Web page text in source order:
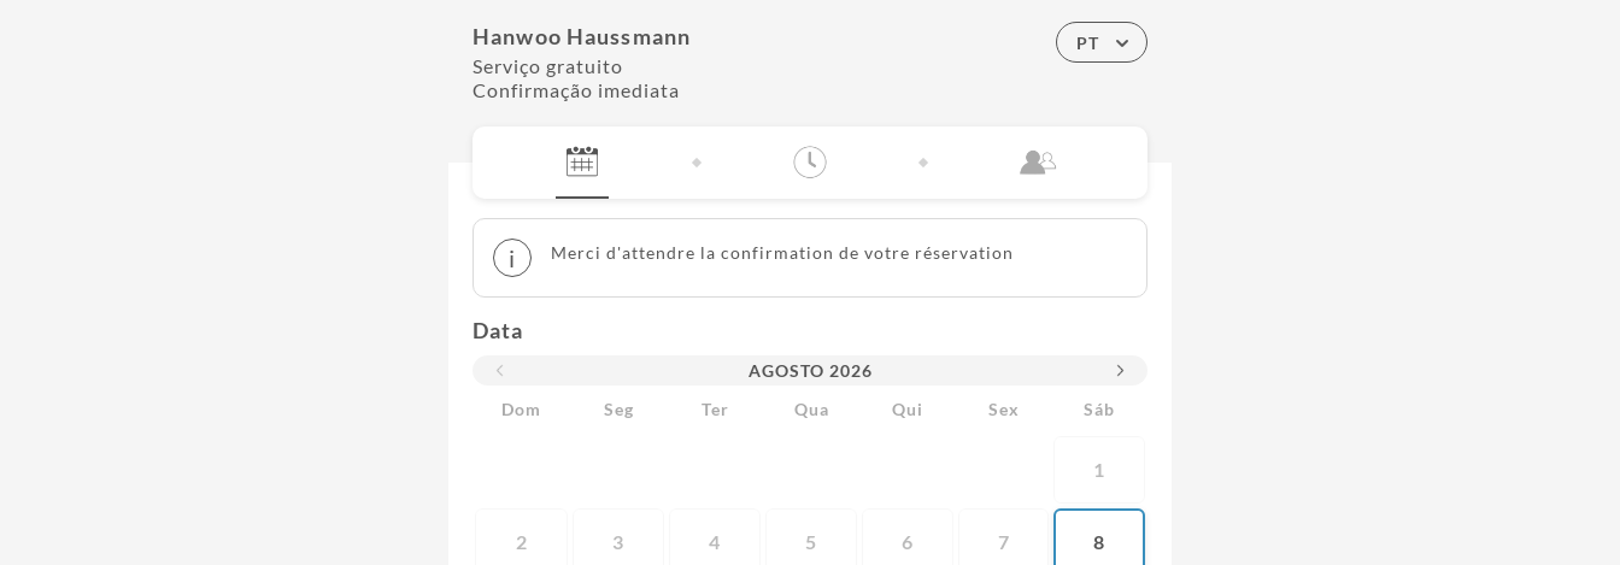
Hanwoo Haussmann
Serviço gratuito
Confirmação imediata
PT
i Merci d'attendre la confirmation de votre réservation
Data
AGOSTO 2026
Dom
Seg Ter Qua Qui Sex Sáb
1
2 3 4 5 6 7 8